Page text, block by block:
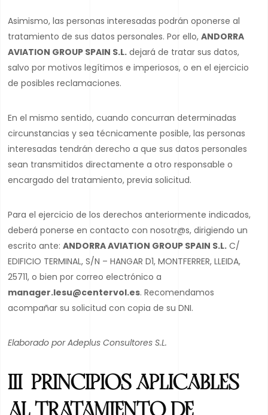
Asimismo, las personas interesadas podrán oponerse al
tratamiento de sus datos personales. Por ello, ANDORRA
AVIATION GROUP SPAIN S.L. dejará de tratar sus datos,
salvo por motivos legítimos e imperiosos, o en el ejercicio
de posibles reclamaciones.
En el mismo sentido, cuando concurran determinadas
circunstancias y sea técnicamente posible, las personas
interesadas tendrán derecho a que sus datos personales
sean transmitidos directamente a otro responsable o
encargado del tratamiento, previa solicitud.
Para el ejercicio de los derechos anteriormente indicados,
deberá ponerse en contacto con nosotr@s, dirigiendo un
escrito ante: ANDORRA AVIATION GROUP SPAIN S.L. C/
EDIFICIO TERMINAL, S/N – HANGAR D1, MONTFERRER, LLEIDA,
25711, o bien por correo electrónico a
manager.lesu@centervol.es. Recomendamos
acompañar su solicitud con copia de su DNI.
Elaborado por Adeplus Consultores S.L.
III. PRINCIPIOS APLICABLES